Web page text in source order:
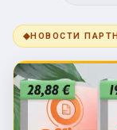
◆НОВОСТИ